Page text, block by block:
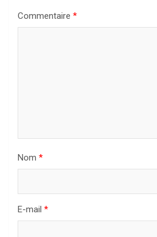
Commentaire *
Nom *
E-mail *